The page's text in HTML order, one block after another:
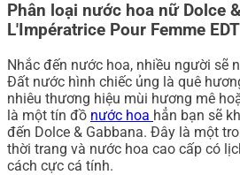
Phân loại nước hoa nữ Dolce
L'Impératrice Pour Femme
Nhắc đến nước hoa, nhiều người sẽ
Đất nước hình chiếc ủng là quê
nhiêu thương hiệu mùi hương mê
là một tín đồ nước hoa hẳn bạn sẽ
đến Dolce & Gabbana. Đây là một
thời trang và nước hoa cao cấp có
cách cực cá tính.